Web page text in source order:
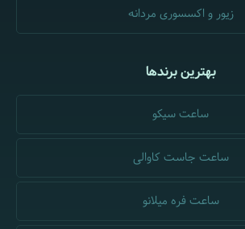
زیور و اکسسوری مردانه
بهترین برندها
ساعت سیکو
ساعت جاست کاوالی
ساعت فره میلانو